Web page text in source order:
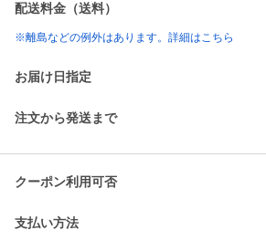
配送料金（送料）
※離島などの例外はあります。詳細はこちら
お届け日指定
注文から発送まで
クーポン利用可否
支払い方法